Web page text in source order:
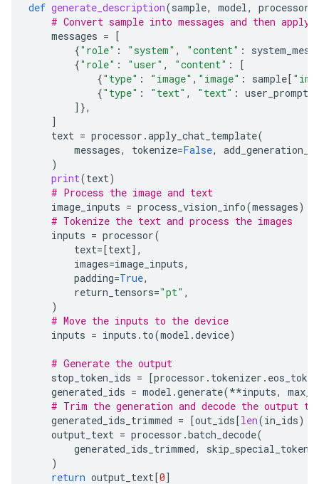
def generate_description(sample, model, processor
# Convert sample into messages and then
messages = [
{"role" : "system" , "content" :
{"role" : "user" , "content" :
[
{"type" : "image" , "image" : sample[
{"type" : "text" , "text" : user_prompt
]},
]
text = processor .apply_chat_template(
messages, tokenize=False,
)
print(text)
# Process the image and text
image_inputs = process_vision_info(messages)
# Tokenize the text and process the images
inputs = processor(
text=[text],
images=image_inputs,
padding=True,
return_tensors="pt" ,
)
# Move the inputs to the device
inputs = inputs . to(model .device)
# Generate the output
stop_token_ids = [processor . tokenizer .
generated_ids = model .generate(**inputs,
# Trim the generation and decode the output
generated_ids_trimmed = [out_ids[len(in_ids)
output_text = processor .batch_decode(
generated_ids_trimmed, skip_special_tokens
)
return output_text[0]